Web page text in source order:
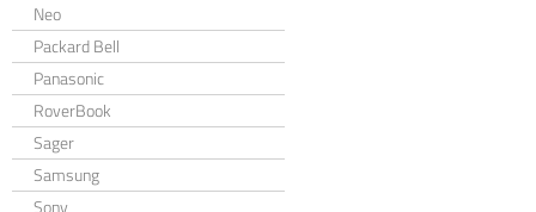
Neo
Packard Bell
Panasonic
RoverBook
Sager
Samsung
Sony